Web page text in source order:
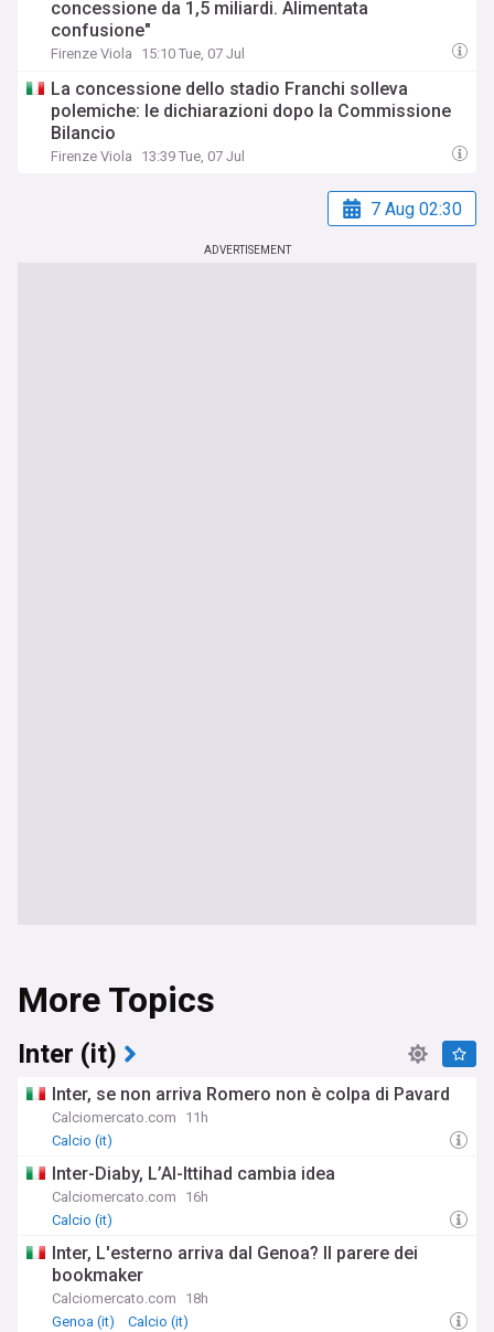
concessione da 1,5 miliardi. Alimentata
confusione"
Firenze Viola 15:10 Tue, 07 Jul
La concessione dello stadio Franchi solleva
polemiche: le dichiarazioni dopo la Commissione
Bilancio
Firenze Viola 13:39 Tue, 07 Jul
7 Aug 02:30
ADVERTISEMENT
More Topics
Inter (it)
Inter, se non arriva Romero non è colpa di Pavard
Calciomercato.com
11h
Calcio (it)
Inter-Diaby, L’Al-Ittihad cambia idea
Calciomercato.com
16h
Calcio (it)
Inter, L'esterno arriva dal Genoa? Il parere dei
bookmaker
Calciomercato.com
18h
Genoa (it)
Calcio (it)